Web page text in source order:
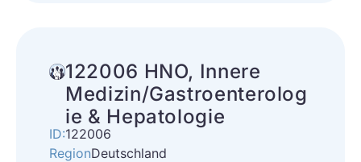
122006 HNO, Innere
Medizin/Gastroenterolog
ie & Hepatologie
ID:122006
RegionDeutschland